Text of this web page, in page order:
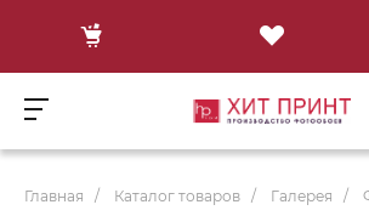
Главная / Каталог товаров / Галерея /